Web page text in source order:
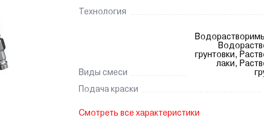
Технология
Виды смеси
грунтовки,
лаки,
Подача краски
Смотреть все характеристики